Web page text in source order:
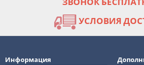
УСЛОВИЯ
Информация